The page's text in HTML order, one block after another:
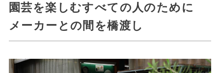
園芸を楽しむすべての人のために
メーカーとの間を橋渡し